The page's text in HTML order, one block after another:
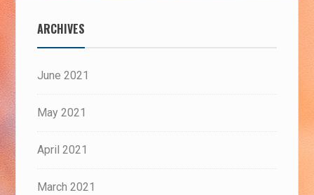
ARCHIVES
June 2021
May 2021
April 2021
March 2021